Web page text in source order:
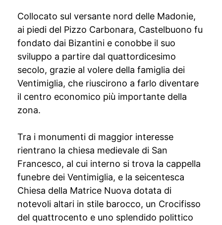
Collocato sul versante nord delle Madonie,
ai piedi del Pizzo Carbonara, Castelbuono fu
fondato dai Bizantini e conobbe il suo
sviluppo a partire dal quattordicesimo
secolo, grazie al volere della famiglia dei
Ventimiglia, che riuscirono a farlo diventare
il centro economico più importante della
zona.
Tra i monumenti di maggior interesse
rientrano la chiesa medievale di San
Francesco, al cui interno si trova la cappella
funebre dei Ventimiglia, e la seicentesca
Chiesa della Matrice Nuova dotata di
notevoli altari in stile barocco, un Crocifisso
del quattrocento e uno splendido polittico